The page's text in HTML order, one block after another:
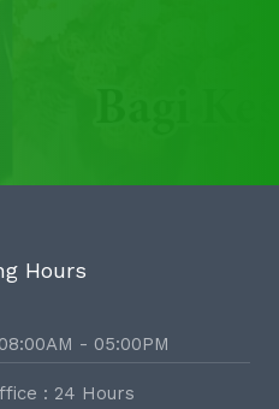
Hours
- 05:00PM
: 24 Hours